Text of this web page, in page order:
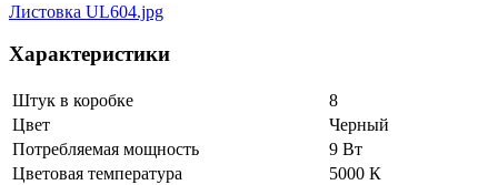
Листовка UL604.jpg
Характеристики
Штук в коробке
8
Цвет
Черный
Потребляемая мощность
9 Вт
Цветовая температура
5000 К